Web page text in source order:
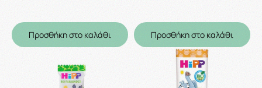
Προσθήκη στο καλάθι Προσθήκη στο καλάθι